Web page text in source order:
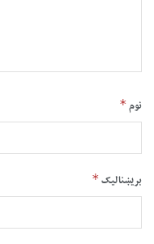
نوم*
بریښنالیک*